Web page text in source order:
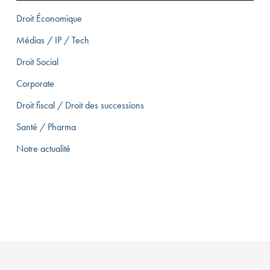
Droit Économique
Médias / IP / Tech
Droit Social
Corporate
Droit fiscal / Droit des successions
Santé / Pharma
Notre actualité